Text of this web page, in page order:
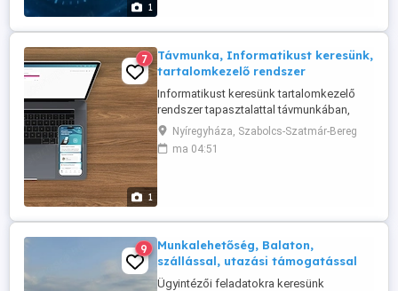
1
rendezése, értékelése. Jelentkezés írásos
1
7
Távmunka, Informatikust keresünk,
tartalomkezelő rendszer
Informatikust keresünk tartalomkezelő
rendszer tapasztalattal távmunkában,
alkalmi vagy részmunkaidős, hosszú
távra. Fizetés: alkuképes, a
szakterületeitől és a munkájától függ.
egzakt, ...
Nyíregyháza, Szabolcs-Szatmár-Bereg
ma 04:51
9
Munkalehetőség, Balaton,
szállással, utazási támogatással
Ügyintézői feladatokra keresünk